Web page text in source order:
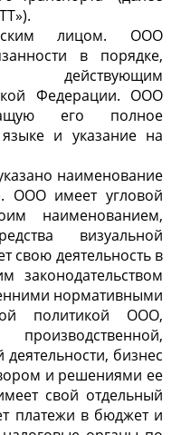
лицом. ООО
в порядке,
действующим
Федерации. ООО
его полное
и указание на
наименование
ООО имеет угловой
наименованием,
визуальной
свою деятельность в
законодательством
нормативными
политикой ООО,
бизнес
и решениями ее
свой отдельный
платежи в бюджет и